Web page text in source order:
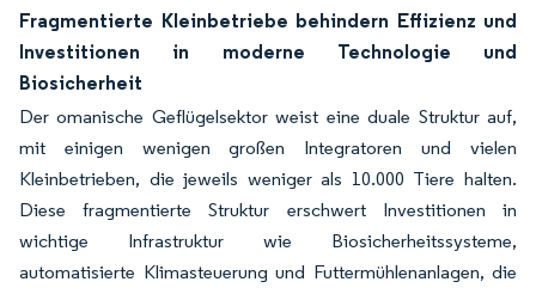
Fragmentierte Kleinbetriebe behindern Effizienz und
Investitionen in moderne Technologie und
Biosicherheit
Der omanische Geflügelsektor weist eine duale Struktur auf,
mit einigen wenigen großen Integratoren und vielen
Kleinbetrieben, die jeweils weniger als 10.000 Tiere halten.
Diese fragmentierte Struktur erschwert Investitionen in
wichtige Infrastruktur wie Biosicherheitssysteme,
automatisierte Klimasteuerung und Futtermühlenanlagen, die